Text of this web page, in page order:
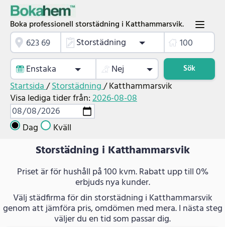
Boka professionell storstädning i Katthammarsvik.
Storstädning
Enstaka
Nej Sök
Startsida/Storstädning/Katthammarsvik
Visa lediga tider från:2026-08-08
Dag Kväll
Storstädning i Katthammarsvik
Priset är för hushåll på 100 kvm. Rabatt upp till 0%
erbjuds nya kunder.
Välj städfirma för din storstädning i Katthammarsvik
genom att jämföra pris, omdömen med mera. I nästa steg
väljer du en tid som passar dig.